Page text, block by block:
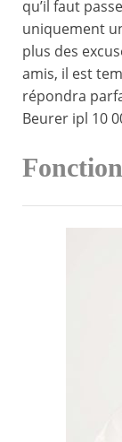
qu’il faut
uniquement
plus des
amis, il est
répondra
Beurer ipl 10